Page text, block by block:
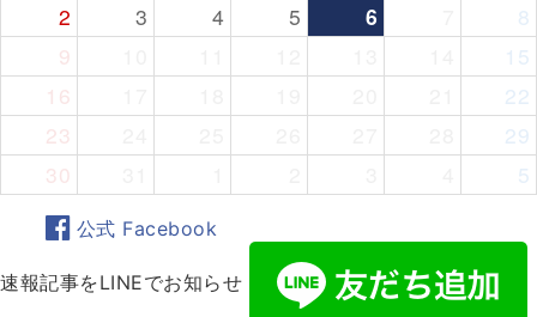
2
3 4 5 6
8
9
15
16
22
23
29
30
5
公式 Facebook
速報記事をLINEでお知らせ